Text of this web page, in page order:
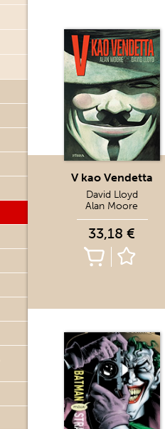
V kao Vendetta
David Lloyd
Alan Moore
33,18 €